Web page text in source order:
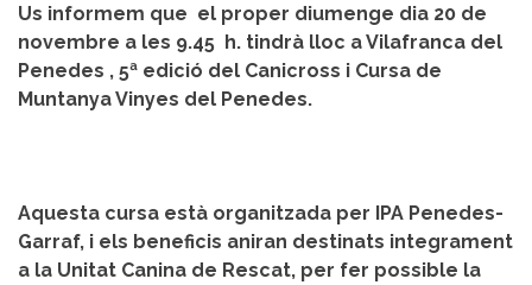
Us informem que el proper diumenge dia 20 de
novembre a les 9.45 h. tindrà lloc a Vilafranca del
Penedes , 5ª edició del Canicross i Cursa de
Muntanya Vinyes del Penedes.
Aquesta cursa està organitzada per IPA Penedes-
Garraf, i els beneficis aniran destinats integrament
a la Unitat Canina de Rescat, per fer possible la